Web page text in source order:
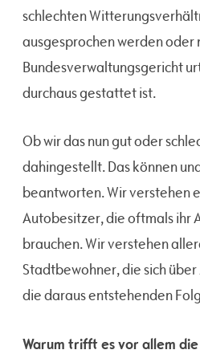
schlechten
ausgesprochen werden oder
Bundesverwaltungsgericht
durchaus gestattet ist.
Ob wir das nun gut oder
dahingestellt. Das können
beantworten. Wir verstehen
Autobesitzer, die oftmals ihr
brauchen. Wir verstehen
Stadtbewohner, die sich über
die daraus entstehenden
Warum trifft es vor allem